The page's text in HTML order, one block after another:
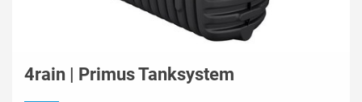
4rain | Primus Tanksystem